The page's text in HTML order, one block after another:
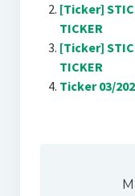
[Ticker]
TICKER
[Ticker]
TICKER
Ticker 03/